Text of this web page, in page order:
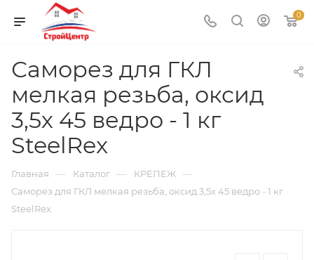
0
Саморез для ГКЛ
мелкая резьба, оксид
3,5х 45 ведро - 1 кг
SteelRex
Главная — Каталог — КРЕПЕЖ —
Саморез для ГКЛ мелкая резьба, оксид 3,5х 45 ведро - 1 кг
SteelRex